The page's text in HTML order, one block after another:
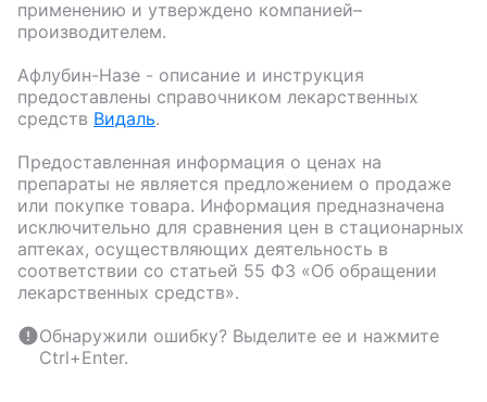
применению и утверждено компанией–
производителем.
Афлубин-Назе - описание и инструкция
предоставлены справочником лекарственных
средств Видаль.
Предоставленная информация о ценах на
препараты не является предложением о продаже
или покупке товара. Информация предназначена
исключительно для сравнения цен в стационарных
аптеках, осуществляющих деятельность в
соответствии со статьей 55 ФЗ «Об обращении
лекарственных средств».
Обнаружили ошибку? Выделите ее и нажмите
Ctrl+Enter.